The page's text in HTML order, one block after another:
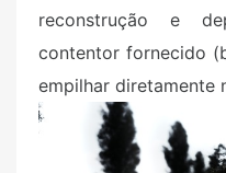
reconstrução e
contentor fornecido
empilhar diretamente